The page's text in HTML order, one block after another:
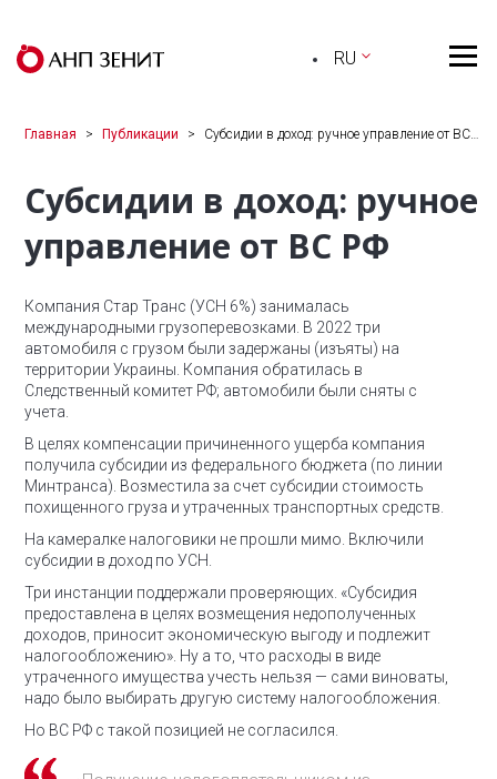
RU
Главная Публикации Субсидии в доход: ручное управление от ВС…
Субсидии в доход: ручное
управление от ВС РФ
Компания Стар Транс (УСН 6%) занималась
международными грузоперевозками. В 2022 три
автомобиля с грузом были задержаны (изъяты) на
территории Украины. Компания обратилась в
Следственный комитет РФ; автомобили были сняты с
учета.
В целях компенсации причиненного ущерба компания
получила субсидии из федерального бюджета (по линии
Минтранса). Возместила за счет субсидии стоимость
похищенного груза и утраченных транспортных средств.
На камералке налоговики не прошли мимо. Включили
субсидии в доход по УСН.
Три инстанции поддержали проверяющих. «Субсидия
предоставлена в целях возмещения недополученных
доходов, приносит экономическую выгоду и подлежит
налогообложению». Ну а то, что расходы в виде
утраченного имущества учесть нельзя — сами виноваты,
надо было выбирать другую систему налогообложения.
Но ВС РФ с такой позицией не согласился.